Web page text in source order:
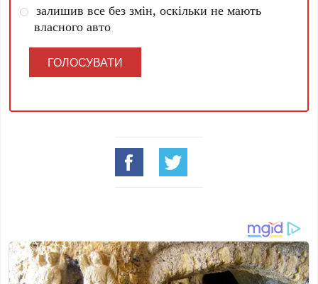
залишив все без змін, оскільки не мають
власного авто